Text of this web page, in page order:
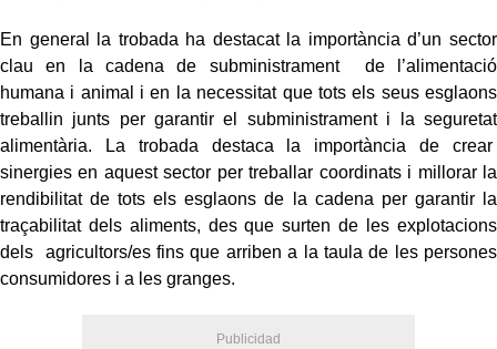
En general la trobada ha destacat la importància d’un sector
clau en la cadena de subministrament de l’alimentació
humana i animal i en la necessitat que tots els seus esglaons
treballin junts per garantir el subministrament i la seguretat
alimentària. La trobada destaca la importància de crear
sinergies en aquest sector per treballar coordinats i millorar la
rendibilitat de tots els esglaons de la cadena per garantir la
traçabilitat dels aliments, des que surten de les explotacions
dels agricultors/es fins que arriben a la taula de les persones
consumidores i a les granges.